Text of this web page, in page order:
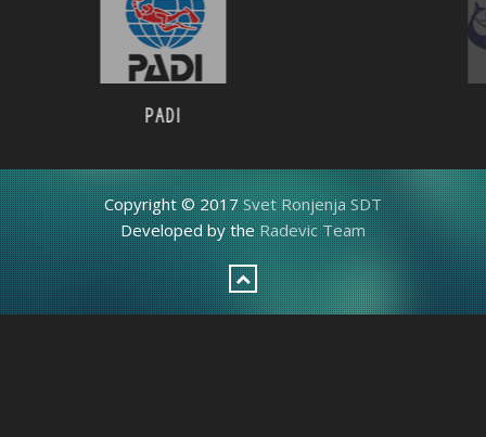
Copyright © 2017Svet Ronjenja SDT
Developed by theRadevic Team